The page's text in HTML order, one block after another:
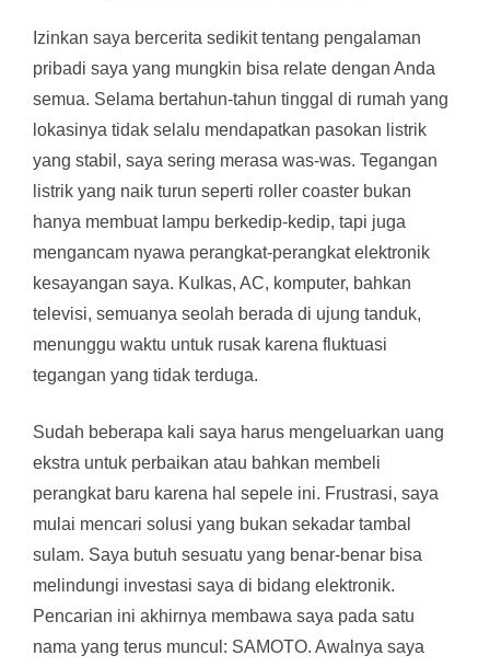
Izinkan saya bercerita sedikit tentang pengalaman
pribadi saya yang mungkin bisa relate dengan Anda
semua. Selama bertahun-tahun tinggal di rumah yang
lokasinya tidak selalu mendapatkan pasokan listrik
yang stabil, saya sering merasa was-was. Tegangan
listrik yang naik turun seperti roller coaster bukan
hanya membuat lampu berkedip-kedip, tapi juga
mengancam nyawa perangkat-perangkat elektronik
kesayangan saya. Kulkas, AC, komputer, bahkan
televisi, semuanya seolah berada di ujung tanduk,
menunggu waktu untuk rusak karena fluktuasi
tegangan yang tidak terduga.
Sudah beberapa kali saya harus mengeluarkan uang
ekstra untuk perbaikan atau bahkan membeli
perangkat baru karena hal sepele ini. Frustrasi, saya
mulai mencari solusi yang bukan sekadar tambal
sulam. Saya butuh sesuatu yang benar-benar bisa
melindungi investasi saya di bidang elektronik.
Pencarian ini akhirnya membawa saya pada satu
nama yang terus muncul: SAMOTO. Awalnya saya